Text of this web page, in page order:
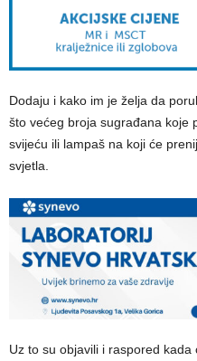
Dodaju i kako im je želja da
što većeg broja sugrađana koje
svijeću ili lampaš na koji će
svjetla.
Uz to su objavili i raspored